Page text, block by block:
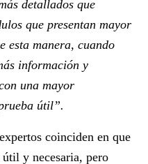
detallados que
que presentan mayor
esta manera, cuando
información y
una mayor
útil”.
coinciden en que
y necesaria, pero